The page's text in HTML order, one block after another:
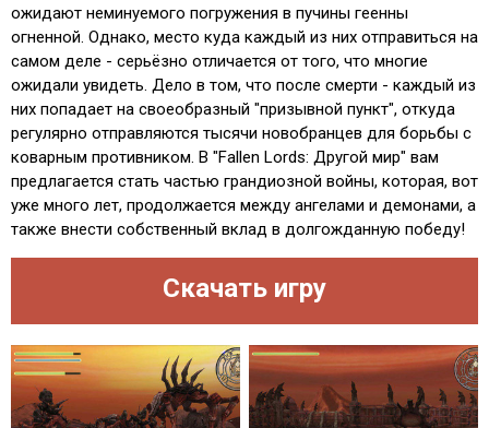
ожидают неминуемого погружения в пучины геенны
огненной. Однако, место куда каждый из них отправиться на
самом деле - серьёзно отличается от того, что многие
ожидали увидеть. Дело в том, что после смерти - каждый из
них попадает на своеобразный "призывной пункт", откуда
регулярно отправляются тысячи новобранцев для борьбы с
коварным противником. В "Fallen Lords: Другой мир" вам
предлагается стать частью грандиозной войны, которая, вот
уже много лет, продолжается между ангелами и демонами, а
также внести собственный вклад в долгожданную победу!
Скачать игру